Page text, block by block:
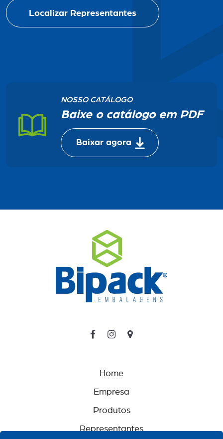
Localizar Representantes
NOSSO CATÁLOGO
Baixe o catálogo em PDF
Baixar agora
Home
Empresa
Produtos
Representantes